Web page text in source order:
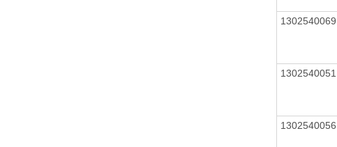
1302540069
1302540051
1302540056